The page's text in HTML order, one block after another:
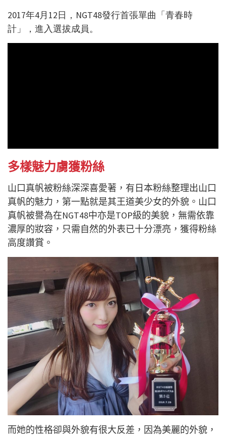
2017年4月12日，NGT48發行首張單曲 「青春時
計」，進入選拔成員。
多樣魅力虜獲粉絲
山口真帆被粉絲深深喜愛著，有日本粉絲整理出山口
真帆的魅力，第一點就是其王道美少女的外貌。山口
真帆被譽為在NGT48中亦是TOP級的美貌，無需依靠
濃厚的妝容，只需自然的外表已十分漂亮，獲得粉絲
高度讚賞。
而她的性格卻與外貌有很大反差，因為美麗的外貌，